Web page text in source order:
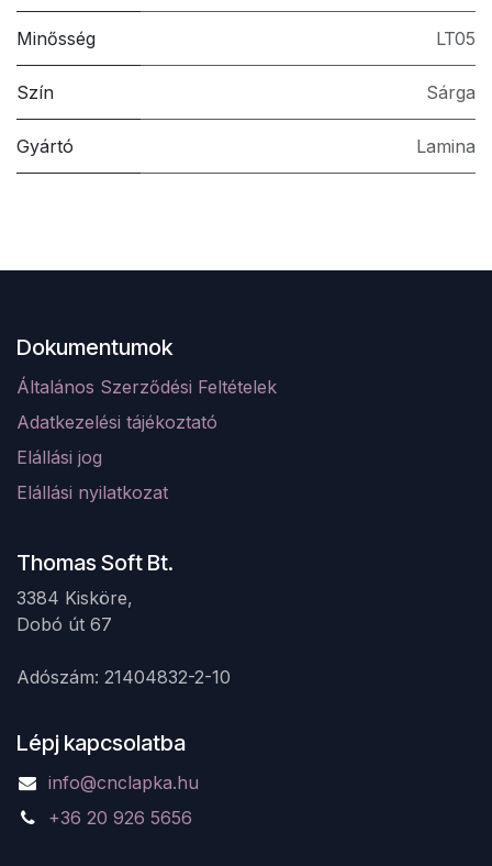
Minősség LT05
Szín Sárga
Gyártó Lamina
Dokumentumok
Általános Szerződési Feltételek
Adatkezelési tájékoztató
Elállási jog
Elállási nyilatkozat
Thomas Soft Bt.
3384 Kisköre,
Dobó út 67 ​
Adószám: 21404832-2-10
Lépj kapcsolatba
info@cnclapka.hu
+36 20 926 5656